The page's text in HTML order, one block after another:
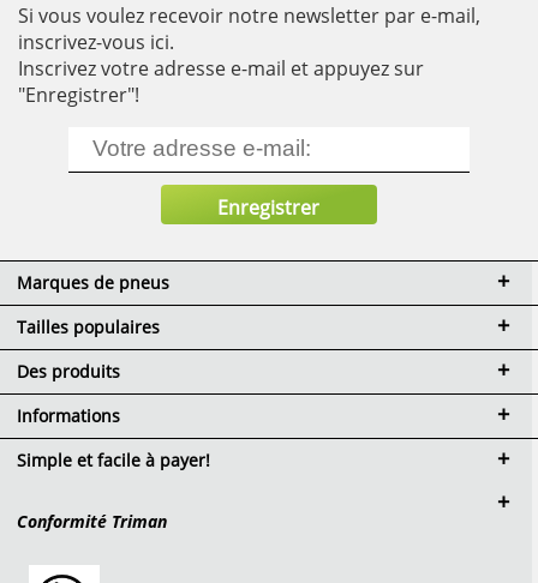
Si vous voulez recevoir notre newsletter par e-mail,
inscrivez-vous ici.
Inscrivez votre adresse e-mail et appuyez sur
"Enregistrer"!
Marques de pneus
Tailles populaires
Des produits
Informations
Simple et facile à payer!
Conformité Triman